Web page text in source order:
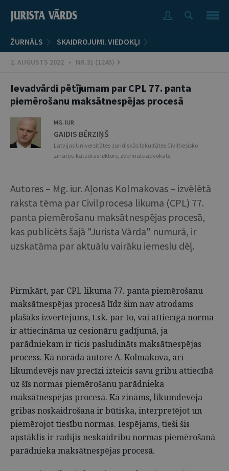
ŽURNĀLS SKAIDROJUMI. VIEDOKĻI
2. AUGUSTS 2022 • NR.31 (1245)
Ievadvārdi pētījumam par CPL 77. panta
piemērošanu maksātnespējas procesā
MG. IUR.
GAIDIS BĒRZIŅŠ
Latvijas Universitātes Juridiskās fakultātes Civiltiesisko
zinātņu katedras lektors, zvērināts advokāts
Autores – Mg. iur. Aļonas Kolmakovas – izvēlētā
raksta tēma par Civilprocesa likuma (CPL) 77.
panta piemērošanu maksātnespējas procesā,
kas publicēts šajā "Jurista Vārda" numurā, ir
uzskatāma par aktuālu vairāku iemeslu dēļ.
Pirmkārt, par CPL likuma 77. panta piemērošanu
maksātnespējas procesā līdz šim nav atrodams
plašāks izvērtējums, t.sk. par to, vai attiecīgā norma
ir attiecināma uz cesionāru gadījumā, ja
parādniekam ir ticis pasludināts maksātnespējas
process. Kā norāda autore A. Kolmakova, arī
likumdevējs nav precīzi izteicis savu gribu attiecībā
uz šīs normas piemērošanu parādnieka
maksātnespējas procesā. Kā zināms, likumdevēja
gribas noskaidrošana ir būtiska, interpretējot un
piemērojot tiesību normas. Iespējams, tieši šis
apstāklis ir radījis neskaidrību normas piemērošanā
parādnieka maksātnespējas procesā.